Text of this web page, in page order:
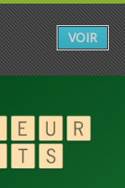
VOIR